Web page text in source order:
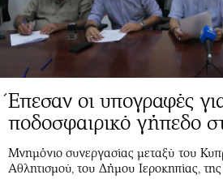
Έπεσαν οι υπογραφές
ποδοσφαιρικό γήπεδο
Μνημόνιο συνεργασίας μεταξύ του
Αθλητισμού, του Δήμου Ιεροκηπίας,